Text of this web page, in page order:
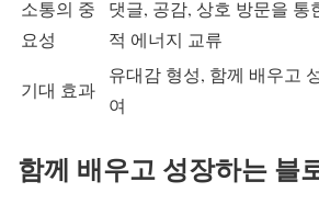
소통의 중
요성
댓글, 공감, 상호 방문을 통
적 에너지 교류
기대 효과
유대감 형성, 함께 배우고
여
함께 배우고 성장하는 블